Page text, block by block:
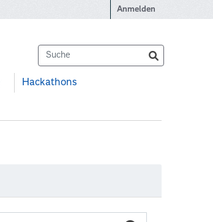
Anmelden
Hackathons